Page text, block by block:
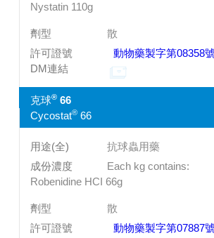
Nystatin 110g
散
動物藥製字第08358號
克球®66
Cycostat®66
抗球蟲用藥
Each kg contains:
Robenidine HCI 66g
散
動物藥製字第07887號